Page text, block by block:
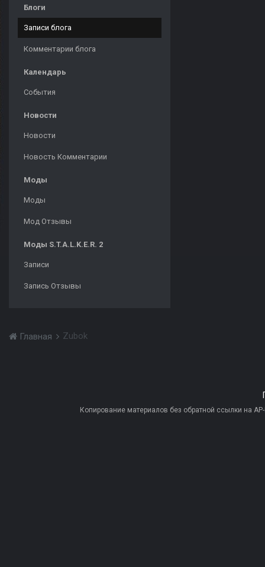
Блоги
Записи блога
Комментарии блога
Календарь
События
Новости
Новости
Новость Комментарии
Моды
Моды
Мод Отзывы
Моды S.T.A.L.K.E.R. 2
Записи
Запись Отзывы
Главная Zubok
Копирование материалов без обратной ссылки на